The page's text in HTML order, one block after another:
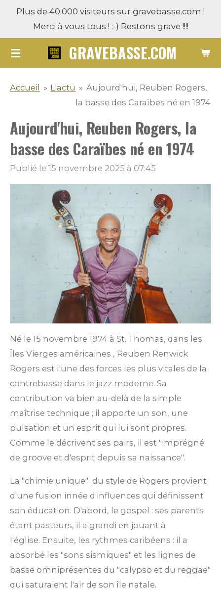
Passer
contenu
principal
GRAVEBASSE.COM
Plus de 40.000 visiteurs sur gravebasse.com !
Merci à vous tous ! :-) Restons grave !!!!
Accueil » L'actu » Aujourd'hui, Reuben Rogers,
la basse des Caraïbes né en 1974
Aujourd'hui, Reuben Rogers, la
basse des Caraïbes né en 1974
Publié le 15 novembre 2025 à 07:45
Né le 15 novembre 1974 à St. Thomas, dans les
Îles Vierges américaines , Reuben Renwick
Rogers est l'une des forces les plus vitales de la
contrebasse dans le jazz moderne. Sa
contribution va bien au-delà de la simple
maîtrise technique ; il apporte un son, une
pulsation et un esprit qui lui sont propres.
Comme le décrivent ses pairs, il est "imprégné
de groove et d'esprit depuis sa naissance".
La "chimie unique" du style de Rogers provient
d'une fusion innée d'influences qui définissent
son éducation. D'abord, le gospel : ses parents
étant pasteurs, il a grandi en jouant à
l'église. Ensuite, les rythmes caribéens : il a
absorbé les "sons sismiques" et les lignes de
basse omniprésentes du "calypso et du reggae"
qui saturaient l'air de son île natale.